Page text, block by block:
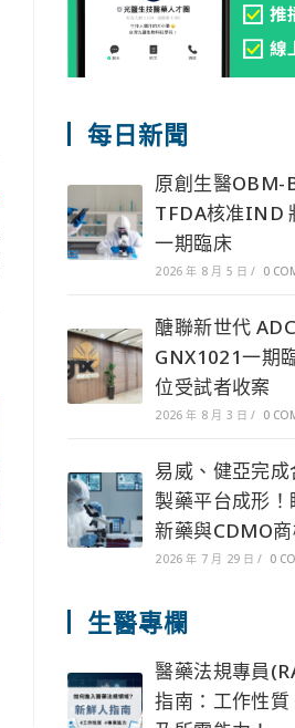
每日新聞
原創生醫OBM-
TFDA核准IND
一期臨床
2026 年 8 月 5 日 / 0
醣聯新世代
GNX1021一期
位受試者收案
2026 年 8 月 3 日 / 0
易威、健亞完
製藥平台成形
新藥與CDMO
2026 年 7 月 29 日 / 0
生醫專欄
醫藥法規專員
指南：工作性